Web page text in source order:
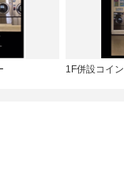
1F併設コイ